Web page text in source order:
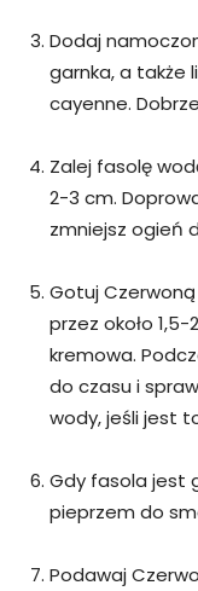
Dodaj
garnka, a także
cayenne.
Zalej fasolę
2-3 cm.
zmniejsz ogień
Gotuj
przez około
kremowa.
do czasu i
wody, jeśli jest
Gdy fasola jest
pieprzem do
Podawaj